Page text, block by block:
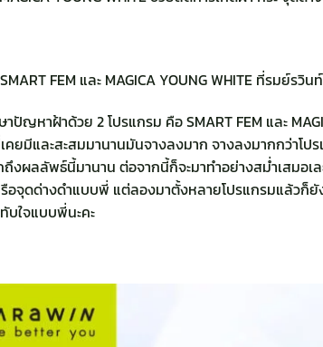
FEM และ MAGICA YOUNG WHITE ที่รมย์รวิ
ปัญหาฝ้าด้วย 2 โปรแกรม คือ SMART FEM และ
ยมีและสะสมมานานมันจางลงมาก จางลงมากกว่าโป
ถึงผลลัพธ์นี้มานาน ต่อจากนี้ก็จะมาทำอย่างสม่ำเสม
อจุดด่างดำแบบพี่ แต่ลองมาตั้งหลายโปรแกรมแล้วก็
บใจแบบพี่นะคะ